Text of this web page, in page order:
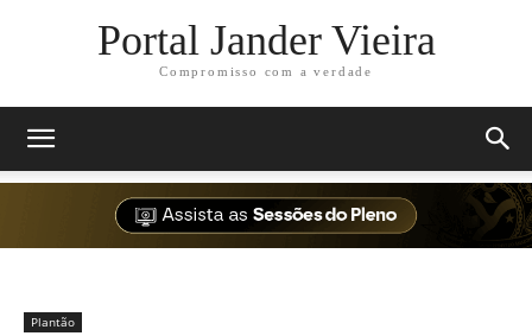
Portal Jander Vieira
Compromisso com a verdade
Plantão